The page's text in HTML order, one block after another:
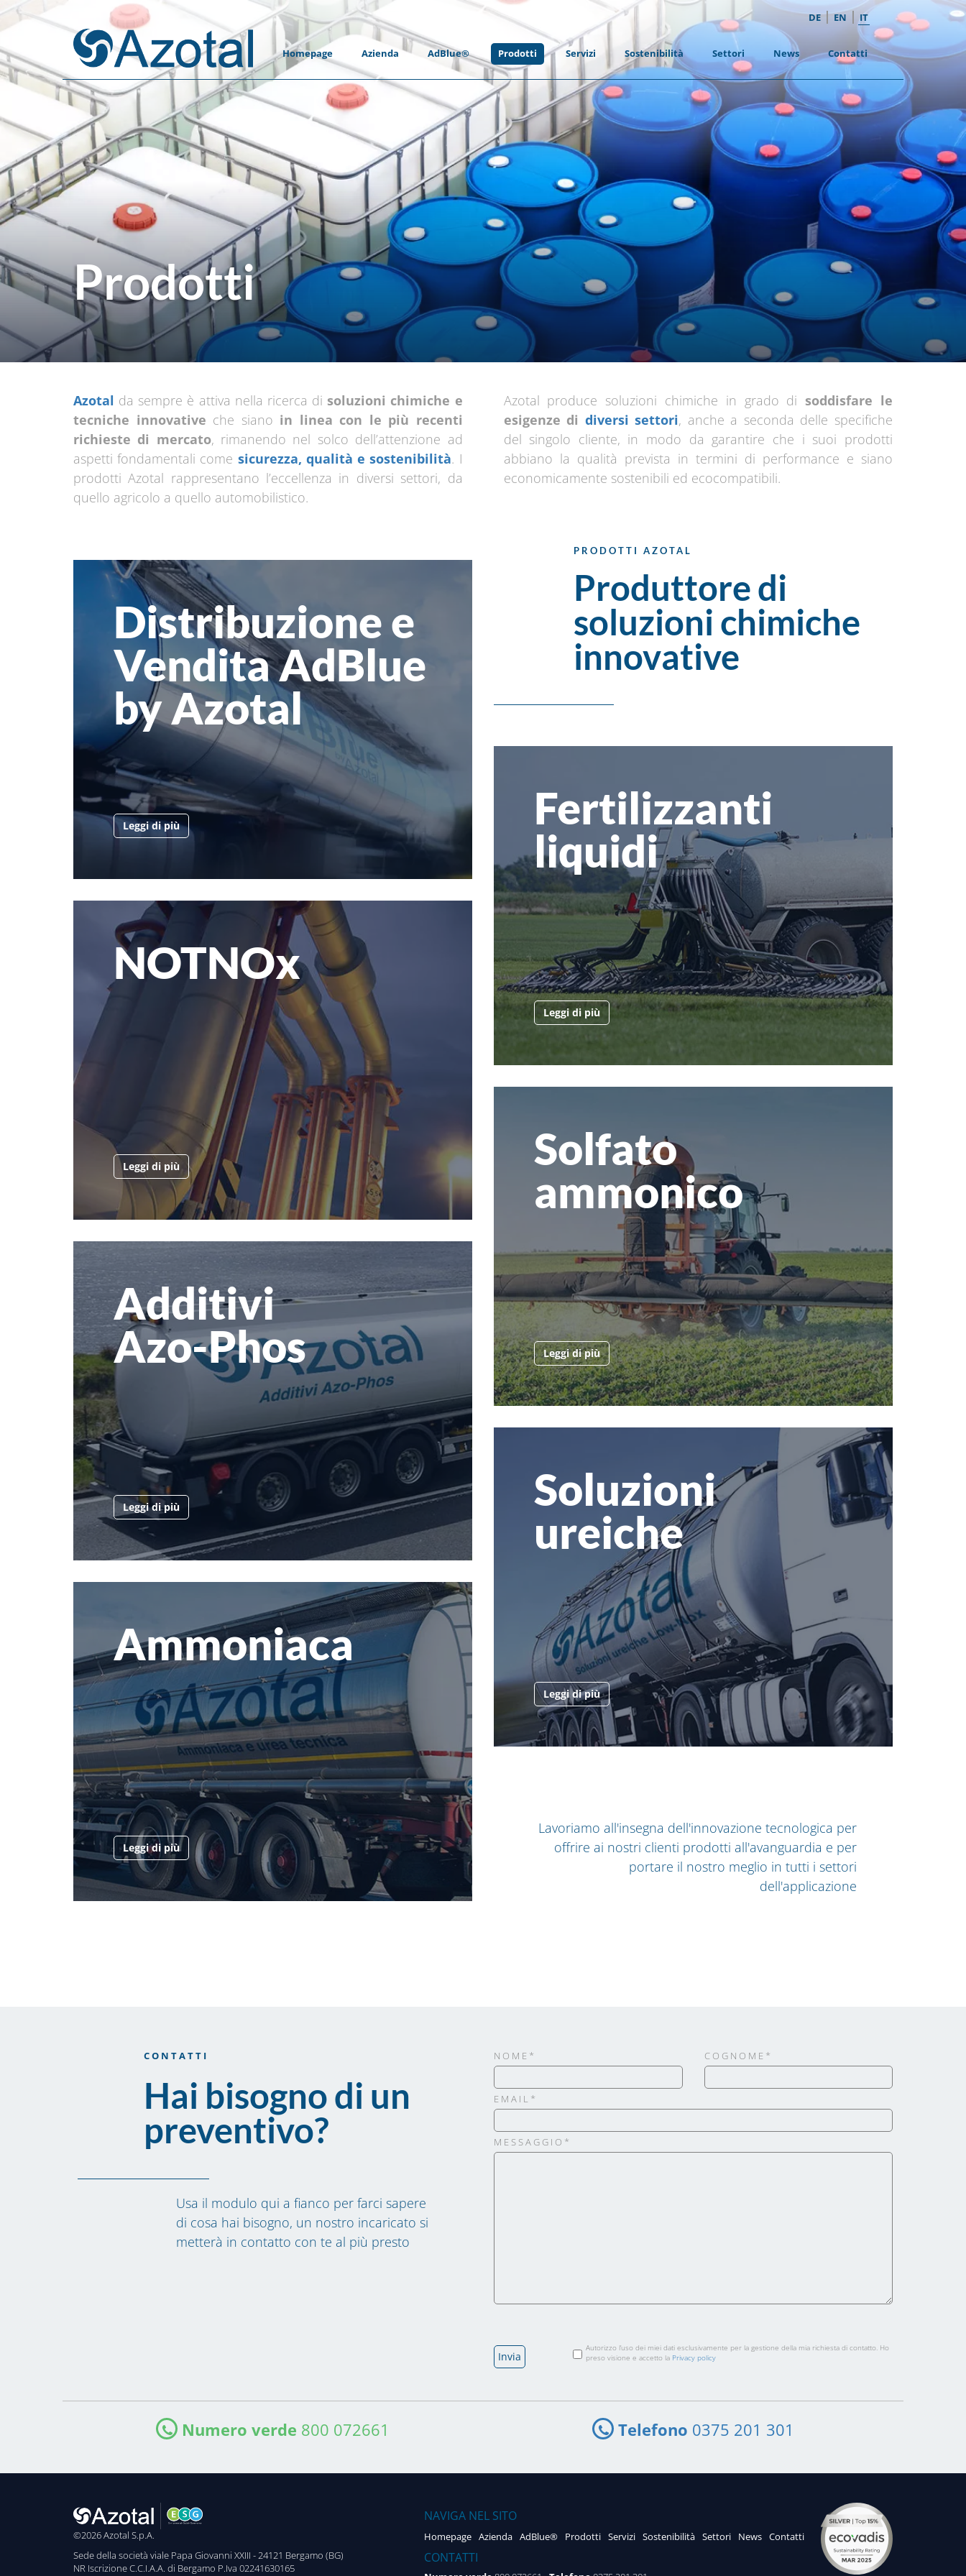
Homepage Azienda AdBlue® Prodotti Servizi Sostenibilità Settori News Contatti
DE | EN | IT
Prodotti
Azotal da sempre è attiva nella ricerca di soluzioni chimiche e
tecniche innovative che siano in linea con le più recenti
richieste di mercato, rimanendo nel solco dell’attenzione ad
aspetti fondamentali come sicurezza, qualità e sostenibilità. I
prodotti Azotal rappresentano l’eccellenza in diversi settori, da
quello agricolo a quello automobilistico.
Azotal produce soluzioni chimiche in grado di soddisfare le
esigenze di diversi settori, anche a seconda delle specifiche
del singolo cliente, in modo da garantire che i suoi prodotti
abbiano la qualità prevista in termini di performance e siano
economicamente sostenibili ed ecocompatibili.
Distribuzione e
Vendita AdBlue
by Azotal
Leggi di più
NOTNOx
Leggi di più
Additivi
Azo-Phos
Leggi di più
Ammoniaca
Leggi di più
PRODOTTI AZOTAL
Produttore di
soluzioni chimiche
innovative
Fertilizzanti
liquidi
Leggi di più
Solfato
ammonico
Leggi di più
Soluzioni
ureiche
Leggi di più
Lavoriamo all'insegna dell'innovazione tecnologica per
offrire ai nostri clienti prodotti all'avanguardia e per
portare il nostro meglio in tutti i settori
dell'applicazione
CONTATTI
Hai bisogno di un
preventivo?
Usa il modulo qui a fianco per farci sapere
di cosa hai bisogno, un nostro incaricato si
metterà in contatto con te al più presto
NOME* COGNOME*
EMAIL*
MESSAGGIO*
Autorizzo l’uso dei miei dati esclusivamente per la gestione della mia richiesta di contatto. Ho
preso visione e accetto la Privacy policy
Numero verde 800 072661 Telefono 0375 201 301
©2026 Azotal S.p.A.
Sede della società viale Papa Giovanni XXIII - 24121 Bergamo (BG)
NR Iscrizione C.C.I.A.A. di Bergamo P.Iva 02241630165
NAVIGA NEL SITO
Homepage Azienda AdBlue® Prodotti Servizi Sostenibilità Settori News Contatti
CONTATTI